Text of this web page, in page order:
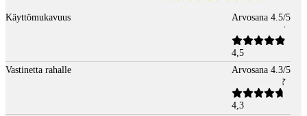
Käyttömukavuus Arvosana 4.5/5
4,5
Vastinetta rahalle
Arvosana 4.3/5
4,3